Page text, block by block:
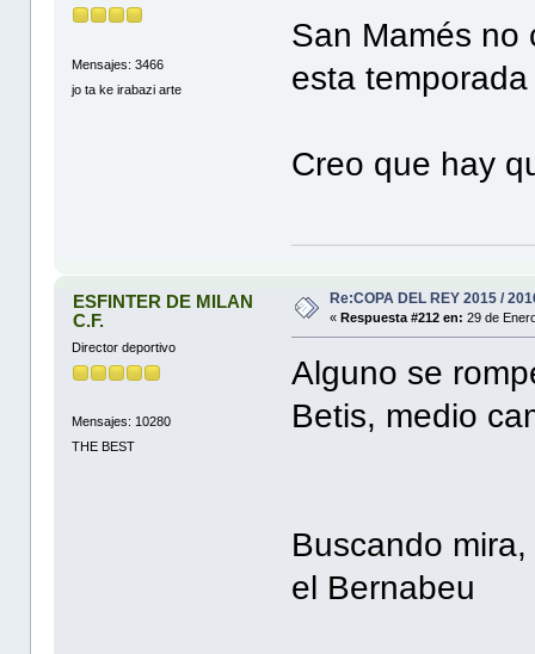
Mensajes: 3466
jo ta ke irabazi arte
San Mamés no
esta temporada
Creo que hay
ESFINTER DE MILAN
C.F.
Director deportivo
Mensajes: 10280
THE BEST
Re:COPA DEL REY 2015 /
« Respuesta #212 en: 29 de
Alguno se
Betis, medio
Buscando
el Bernabeu